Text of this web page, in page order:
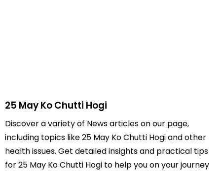
25 May Ko Chutti Hogi
Discover a variety of News articles on our page,
including topics like 25 May Ko Chutti Hogi and other
health issues. Get detailed insights and practical tips
for 25 May Ko Chutti Hogi to help you on your journey